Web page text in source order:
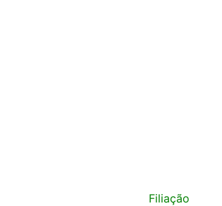
Filiação